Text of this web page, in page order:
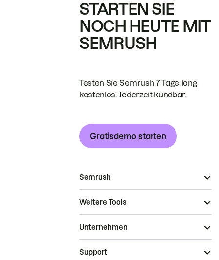
STARTEN SIE
NOCH HEUTE MIT
SEMRUSH
Testen Sie Semrush 7 Tage lang
kostenlos. Jederzeit kündbar.
Gratisdemo starten
Semrush
Weitere Tools
Unternehmen
Support